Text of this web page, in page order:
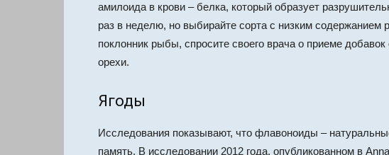
амилоида в крови – белка, который образует
раз в неделю, но выбирайте сорта с низким содержанием
поклонник рыбы, спросите своего врача о приеме
орехи.
Ягоды
Исследования показывают, что флавоноиды –
память. В исследовании 2012 года, опубликованном в